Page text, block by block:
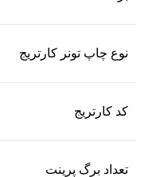
نوع چاپ تونر کارتریج
کد کارتریج
تعداد برگ پرینت